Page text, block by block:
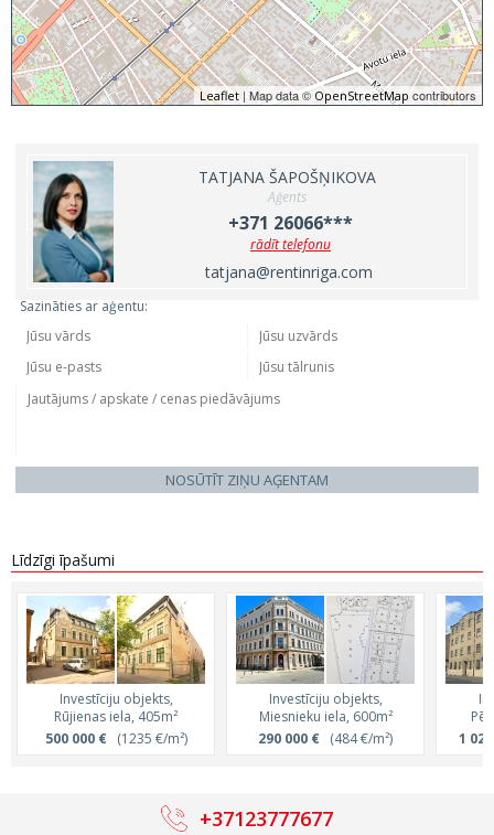
Leaflet | Map data © OpenStreetMap contributors
TATJANA ŠAPOŠŅIKOVA
Aģents
+371 26066***
rādīt telefonu
tatjana@rentinriga.com
Sazināties ar aģentu:
NOSŪTĪT ZIŅU AĢENTAM
Līdzīgi īpašumi
Investīciju objekts,
Rūjienas iela, 405m²
500 000 €(1235 €/m²)
Investīciju objekts,
Miesnieku iela, 600m²
290 000 € (484 €/m²)
1
+37123777677